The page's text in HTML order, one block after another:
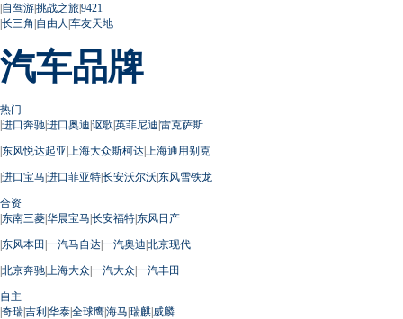
|自驾游|挑战之旅|9421
|长三角 |自由人 |车友天地
汽车品牌
热门
|进口奔驰|进口奥迪|讴歌|英菲尼迪|雷克萨斯
|东风悦达起亚| 上海大众斯柯达| 上海通用别克
|进口宝马|进口菲亚特|长安沃尔沃|东风雪铁龙
合资
|东南三菱|华晨宝马|长安福特|东风日产
|东风本田 |一汽马自达|一汽奥迪|北京现代
|北京奔驰| 上海大众|一汽大众|一汽丰田
自主
|奇瑞|吉利|华泰|全球鹰|海马|瑞麒|威麟